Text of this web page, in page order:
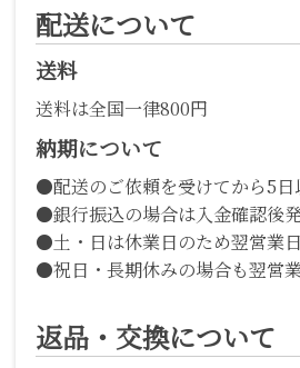
配送について
送料
送料は全国一律800円
納期について
●配送のご依頼を受けてから5日
●銀行振込の場合は入金確認後
●土・日は休業日のため翌営業
●祝日・長期休みの場合も翌営
返品・交換について